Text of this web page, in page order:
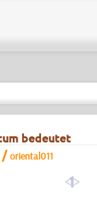
bedeutet
/oriental011
a